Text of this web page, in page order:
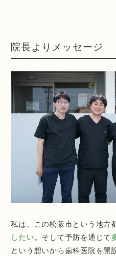
院長よりメッセージ
私は、この松阪市という地方
したい。 そして予防を通じて
という想いから歯科医院を開